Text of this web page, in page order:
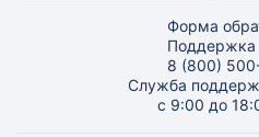
Форма
Поддержка
8 (800)
Служба
с 9:00 до